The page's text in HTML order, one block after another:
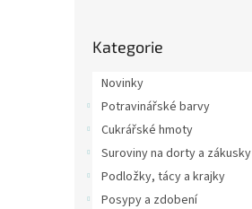
kategorie
Kategorie
Novinky
Potravinářské barvy
Cukrářské hmoty
Suroviny na dorty a zákusky
Podložky, tácy a krajky
Posypy a zdobení